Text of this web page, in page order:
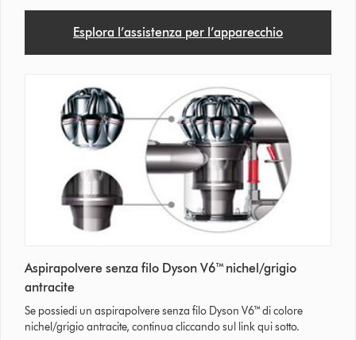
Esplora l’assistenza per l’apparecchio
Aspirapolvere senza filo Dyson V6™ nichel/grigio
antracite
Se possiedi un aspirapolvere senza filo Dyson V6™ di colore
nichel/grigio antracite, continua cliccando sul link qui sotto.